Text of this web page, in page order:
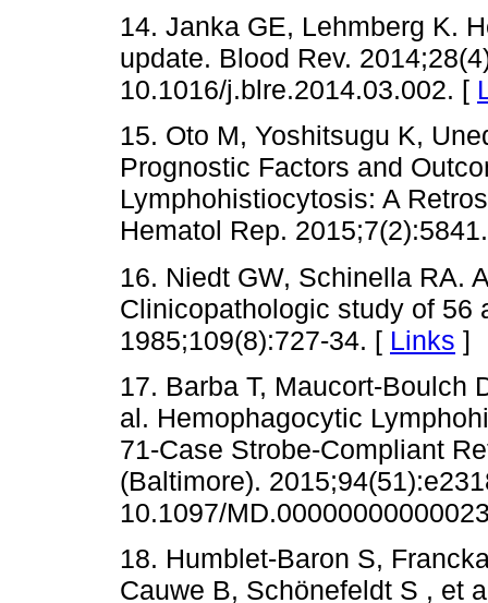
14. Janka GE, Lehmberg K.
update. Blood Rev.
10.1016/j.blre.2014.03.002. [
15. Oto M, Yoshitsugu K,
Prognostic Factors and
Lymphohistiocytosis: A
Hematol Rep.
16. Niedt GW, Schinella RA.
Clinicopathologic study of 56
1985;109(8):727-34. [ Links ]
17. Barba T, Maucort-Boulch
al. Hemophagocytic
71-Case Strobe-Compliant
(Baltimore).
10.1097/
18. Humblet-Baron S,
Cauwe B, Schönefeldt S , et